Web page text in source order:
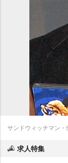
サンドウィッチマン
求人特集